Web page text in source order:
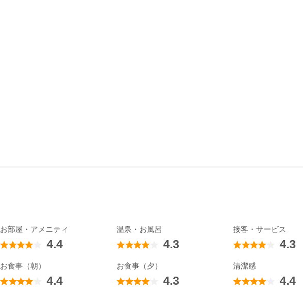
お部屋・アメニティ
4.4
温泉・お風呂
4.3
接客・サービス
4.3
お食事（朝）
4.4
お食事（夕）
4.3
清潔感
4.4